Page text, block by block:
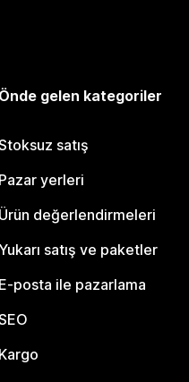
Önde gelen kategoriler
satış
Pazar yerleri
Ürün değerlendirmeleri
Yukarı satış ve paketler
E-posta ile pazarlama
Kargo